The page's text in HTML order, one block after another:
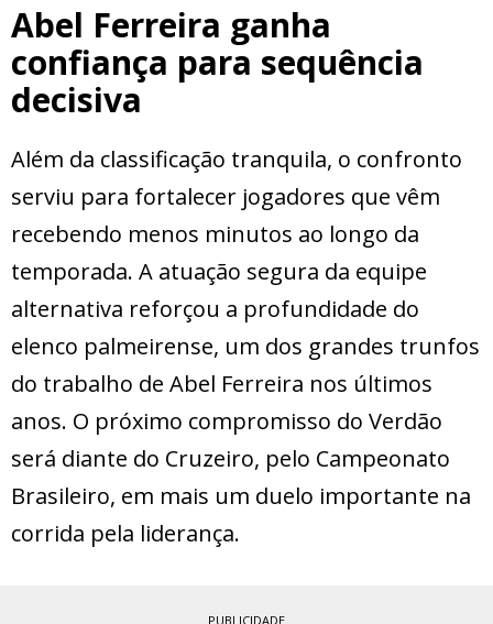
Abel Ferreira ganha
confiança para sequência
decisiva
Além da classificação tranquila, o confronto
serviu para fortalecer jogadores que vêm
recebendo menos minutos ao longo da
temporada. A atuação segura da equipe
alternativa reforçou a profundidade do
elenco palmeirense, um dos grandes trunfos
do trabalho de Abel Ferreira nos últimos
anos. O próximo compromisso do Verdão
será diante do Cruzeiro, pelo Campeonato
Brasileiro, em mais um duelo importante na
corrida pela liderança.
PUBLICIDADE